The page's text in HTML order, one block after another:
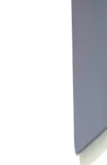
donatılmış, yüksek
kullanıcıların
32 GB DDR5 RAM
Geleceğin Teknolojisi
Yüksek kapasiteli DDR5
modern bilgisayarların
profesyonel ve oyun
Huawei MateBook
Sahip Çok Yönlü